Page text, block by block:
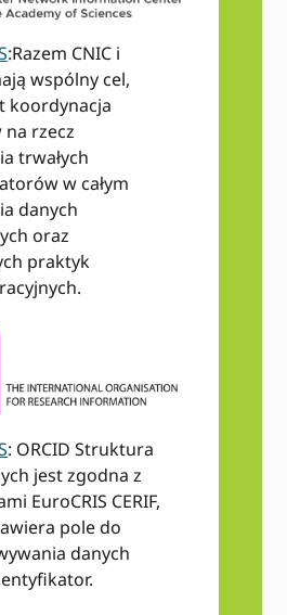
:Razem CNIC i
wspólny cel,
koordynacja
na rzecz
trwałych
w całym
danych
oraz
praktyk
: ORCID Struktura
jest zgodna z
EuroCRIS CERIF,
pole do
danych